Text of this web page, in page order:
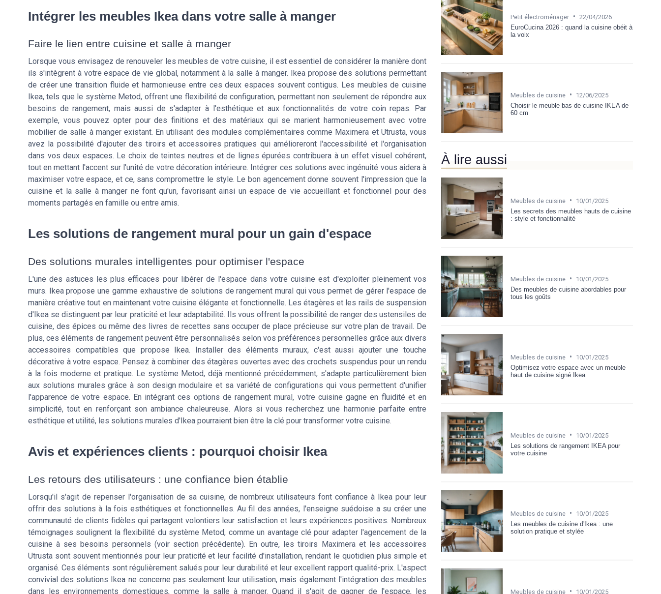
Intégrer les meubles Ikea dans votre salle à manger
Faire le lien entre cuisine et salle à manger
Lorsque vous envisagez de renouveler les meubles de votre cuisine, il est essentiel de considérer la manière dont
ils s'intègrent à votre espace de vie global, notamment à la salle à manger. Ikea propose des solutions permettant
de créer une transition fluide et harmonieuse entre ces deux espaces souvent contigus. Les meubles de cuisine
Ikea, tels que le système Metod, offrent une flexibilité de configuration, permettant non seulement de répondre aux
besoins de rangement, mais aussi de s'adapter à l'esthétique et aux fonctionnalités de votre coin repas. Par
exemple, vous pouvez opter pour des finitions et des matériaux qui se marient harmonieusement avec votre
mobilier de salle à manger existant. En utilisant des modules complémentaires comme Maximera et Utrusta, vous
avez la possibilité d'ajouter des tiroirs et accessoires pratiques qui amélioreront l'accessibilité et l'organisation
dans vos deux espaces. Le choix de teintes neutres et de lignes épurées contribuera à un effet visuel cohérent,
tout en mettant l'accent sur l'unité de votre décoration intérieure. Intégrer ces solutions avec ingénuité vous aidera à
maximiser votre espace, et ce, sans compromettre le style. Le bon agencement donne souvent l'impression que la
cuisine et la salle à manger ne font qu'un, favorisant ainsi un espace de vie accueillant et fonctionnel pour des
moments partagés en famille ou entre amis.
Les solutions de rangement mural pour un gain d'espace
Des solutions murales intelligentes pour optimiser l'espace
L'une des astuces les plus efficaces pour libérer de l'espace dans votre cuisine est d'exploiter pleinement vos
murs. Ikea propose une gamme exhaustive de solutions de rangement mural qui vous permet de gérer l'espace de
manière créative tout en maintenant votre cuisine élégante et fonctionnelle. Les étagères et les rails de suspension
d'Ikea se distinguent par leur praticité et leur adaptabilité. Ils vous offrent la possibilité de ranger des ustensiles de
cuisine, des épices ou même des livres de recettes sans occuper de place précieuse sur votre plan de travail. De
plus, ces éléments de rangement peuvent être personnalisés selon vos préférences personnelles grâce aux divers
accessoires compatibles que propose Ikea. Installer des éléments muraux, c'est aussi ajouter une touche
décorative à votre espace. Pensez à combiner des étagères ouvertes avec des crochets suspendus pour un rendu
à la fois moderne et pratique. Le système Metod, déjà mentionné précédemment, s'adapte particulièrement bien
aux solutions murales grâce à son design modulaire et sa variété de configurations qui vous permettent d'unifier
l'apparence de votre espace. En intégrant ces options de rangement mural, votre cuisine gagne en fluidité et en
simplicité, tout en renforçant son ambiance chaleureuse. Alors si vous recherchez une harmonie parfaite entre
esthétique et utilité, les solutions murales d'Ikea pourraient bien être la clé pour transformer votre cuisine.
Avis et expériences clients : pourquoi choisir Ikea
Les retours des utilisateurs : une confiance bien établie
Lorsqu'il s'agit de repenser l'organisation de sa cuisine, de nombreux utilisateurs font confiance à Ikea pour leur
offrir des solutions à la fois esthétiques et fonctionnelles. Au fil des années, l'enseigne suédoise a su créer une
communauté de clients fidèles qui partagent volontiers leur satisfaction et leurs expériences positives. Nombreux
témoignages soulignent la flexibilité du système Metod, comme un avantage clé pour adapter l'agencement de la
cuisine à ses besoins personnels (voir section précédente). En outre, les tiroirs Maximera et les accessoires
Utrusta sont souvent mentionnés pour leur praticité et leur facilité d'installation, rendant le quotidien plus simple et
organisé. Ces éléments sont régulièrement salués pour leur durabilité et leur excellent rapport qualité-prix. L'aspect
convivial des solutions Ikea ne concerne pas seulement leur utilisation, mais également l'intégration des meubles
dans les environnements domestiques, comme la salle à manger. Quand il s'agit de gagner de l'espace, les
Petit électroménager • 22/04/2026
EuroCucina 2026 : quand la cuisine obéit à
la voix
Meubles de cuisine •
12/06/2025
Choisir le meuble bas de cuisine IKEA de
60 cm
À lire aussi
Meubles de cuisine •
10/01/2025
Les secrets des meubles hauts de cuisine
: style et fonctionnalité
Meubles de cuisine •
10/01/2025
Des meubles de cuisine abordables pour
tous les goûts
Meubles de cuisine •
10/01/2025
Optimisez votre espace avec un meuble
haut de cuisine signé Ikea
Meubles de cuisine •
10/01/2025
Les solutions de rangement IKEA pour
votre cuisine
Meubles de cuisine •
10/01/2025
Les meubles de cuisine d'Ikea : une
solution pratique et stylée
Meubles de cuisine • 10/01/2025